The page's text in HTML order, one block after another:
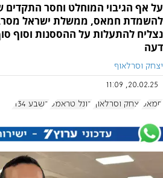
על אף הגיבוי המוחלט וחסר
להשמדת חמאס, ממשלת ישראל
נצליח להתעלות על ההססנות וסוף
דעה
יצחק וסרלאוף
20.02.25, 11:09
חמאס יצחק וסרלאוף דונל טראמפ בשבע 1134